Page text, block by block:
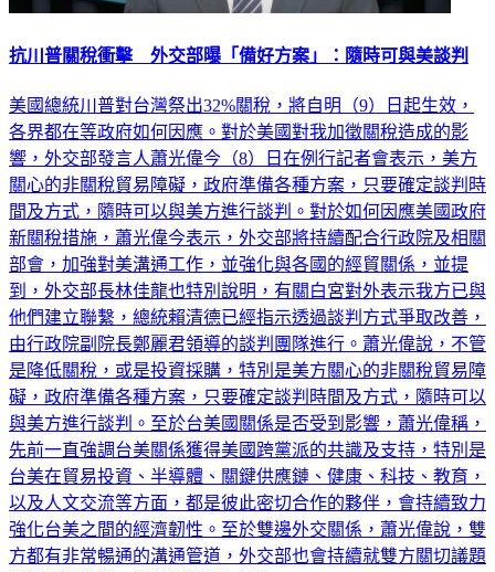
抗川普關稅衝擊 外交部曝「備好方案」：隨時可與美談判
美國總統川普對台灣祭出32%關稅，將自明（9）日起生效，
各界都在等政府如何因應。對於美國對我加徵關稅造成的影
響，外交部發言人蕭光偉今（8）日在例行記者會表示，美方
關心的非關稅貿易障礙，政府準備各種方案，只要確定談判時
間及方式，隨時可以與美方進行談判。對於如何因應美國政府
新關稅措施，蕭光偉今表示，外交部將持續配合行政院及相關
部會，加強對美溝通工作，並強化與各國的經貿關係，並提
到，外交部長林佳龍也特別說明，有關白宮對外表示我方已與
他們建立聯繫，總統賴清德已經指示透過談判方式爭取改善，
由行政院副院長鄭麗君領導的談判團隊進行。蕭光偉說，不管
是降低關稅，或是投資採購，特別是美方關心的非關稅貿易障
礙，政府準備各種方案，只要確定談判時間及方式，隨時可以
與美方進行談判。至於台美國關係是否受到影響，蕭光偉稱，
先前一直強調台美關係獲得美國跨黨派的共識及支持，特別是
台美在貿易投資、半導體、關鍵供應鏈、健康、科技、教育，
以及人文交流等方面，都是彼此密切合作的夥伴，會持續致力
強化台美之間的經濟韌性。至於雙邊外交關係，蕭光偉說，雙
方都有非常暢通的溝通管道，外交部也會持續就雙方關切議題